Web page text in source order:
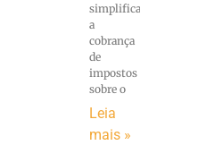
simplificar
a
cobrança
de
impostos
sobre o
Leia
mais »